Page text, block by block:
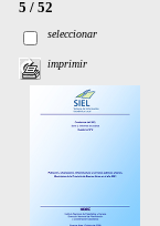
5 / 52
seleccionar
imprimir